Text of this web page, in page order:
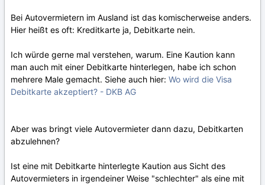
Bei Autovermietern im Ausland ist das komischerweise anders.
Hier heißt es oft: Kreditkarte ja, Debitkarte nein.
Ich würde gerne mal verstehen, warum. Eine Kaution kann
man auch mit einer Debitkarte hinterlegen, habe ich schon
mehrere Male gemacht. Siehe auch hier: Wo wird die Visa
Debitkarte akzeptiert? - DKB AG
Aber was bringt viele Autovermieter dann dazu, Debitkarten
abzulehnen?
Ist eine mit Debitkarte hinterlegte Kaution aus Sicht des
Autovermieters in irgendeiner Weise "schlechter" als eine mit